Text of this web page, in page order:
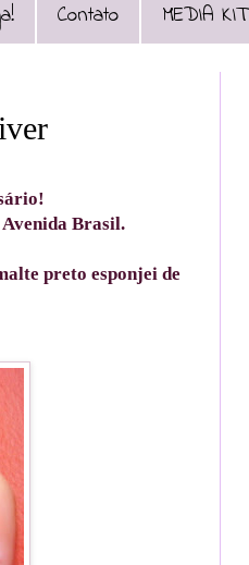
Contato MEDIA KIT
Brasil.
preto esponjei de